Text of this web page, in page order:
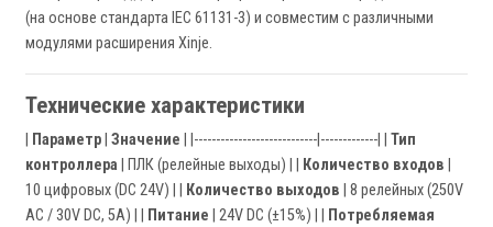
(на основе стандарта IEC 61131-3) и совместим с различными
модулями расширения Xinje.
Технические характеристики
Параметр Значение | |----------------------------|-------------| | Тип
контроллера | ПЛК (релейные выходы) | | Количество входов
10 цифровых (DC 24V) | |
Количество выходов | 8 релейных (250V
AC / 30V DC, 5A) | |
Питание | 24V DC (±15%) | |
Потребляемая